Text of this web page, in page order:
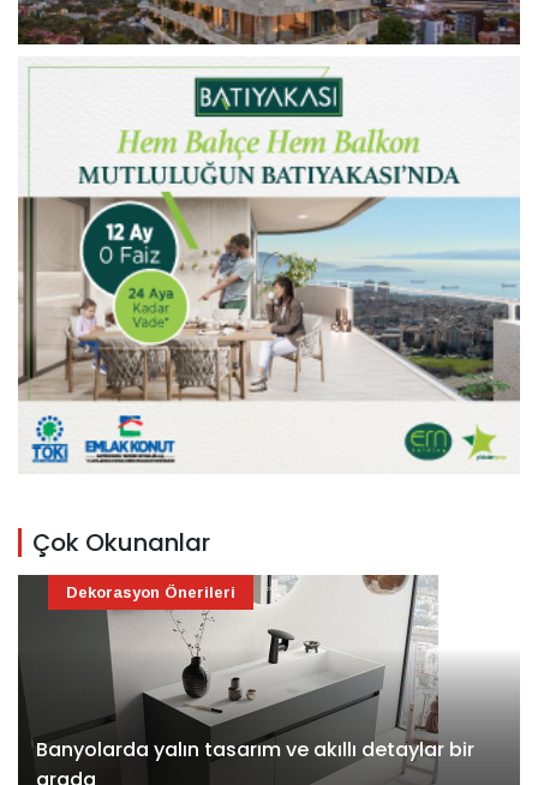
Çok Okunanlar
Banyolarda yalın tasarım ve akıllı detaylar bir
Dekorasyon Önerileri